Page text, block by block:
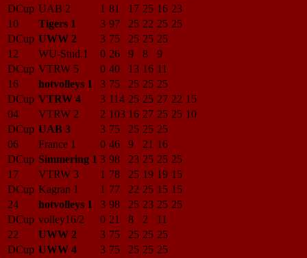
DCup UAB 2 1 81 17 25 16 23
10
Tigers 1 3 97 25 22 25 25
DCup UWW 2 3 75 25 25 25
12
WU-Stud.1 0 26 9 8
9
DCup VTRW 5 0 40 13 16 11
16
hotvolleys 1 3 75 25 25 25
DCup VTRW 4 3 114 25 25 27 22 15
04
VTRW 2 2 103 16 27 25 25 10
DCup UAB 3 3 75 25 25 25
06
France 1 0 46 9 21 16
DCup Simmering 1 3 98 23 25 25 25
17
VTRW 3 1 78 25 19 19 15
DCup Kagran 1 1 77 22 25 15 15
24
hotvolleys 1 3 98 25 23 25 25
DCup volley16/2 0 21 8 2
11
22
UWW 2 3 75 25 25 25
DCup UWW 4 3 75 25 25 25